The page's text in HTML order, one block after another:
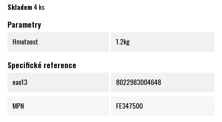
Skladem4 ks
Parametry
Hmotnost 1.2kg
Specifické reference
ean13 8022983004648
MPN FE347500